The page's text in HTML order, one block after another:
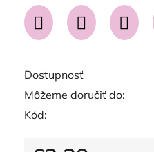
Dostupnosť
Môžeme doručiť do:
Kód: